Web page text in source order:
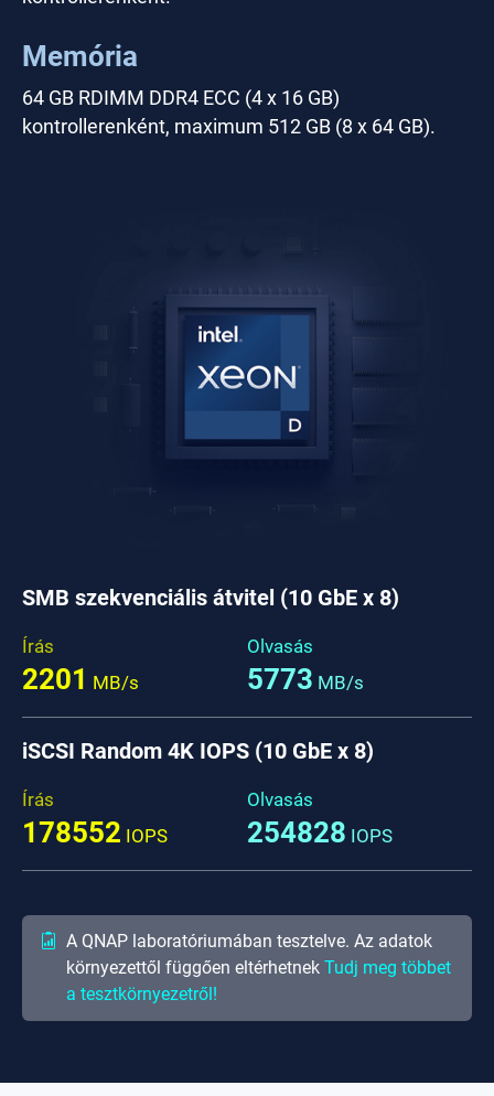
Memória
64 GB RDIMM DDR4 ECC (4 x 16 GB)
kontrollerenként, maximum 512 GB (8 x 64 GB).
SMB szekvenciális átvitel (10 GbE x 8)
Írás
2201 MB/s
Olvasás
5773 MB/s
iSCSI Random 4K IOPS (10 GbE x 8)
Írás
178552 IOPS
Olvasás
254828 IOPS
A QNAP laboratóriumában tesztelve. Az adatok
környezettől függően eltérhetnek Tudj meg többet
a tesztkörnyezetről!